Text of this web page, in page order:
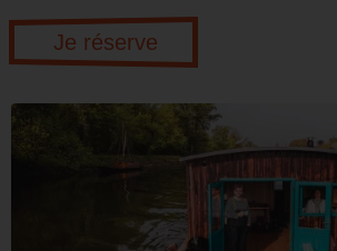
Je réserve